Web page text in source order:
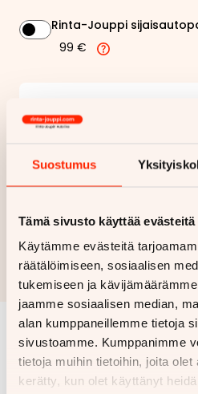
Suostumus
Tämä sivusto käyttää evästeitä
Käytämme evästeitä
räätälöimiseen, sosiaalisen
tukemiseen ja
jaamme sosiaalisen median,
alan kumppaneillemme tietoja
sivustoamme. Kumppanimme
tietoja muihin tietoihin, joita olet
kerätty, kun olet käyttänyt
Rinta-Jouppi
99 €
Näytähintaerittely
Haluan myös tarjouksen
Hae
Rahoituslaskelma on suuntaa
luottopäätöksen ja
Samankaltaisia
Katso kaikki